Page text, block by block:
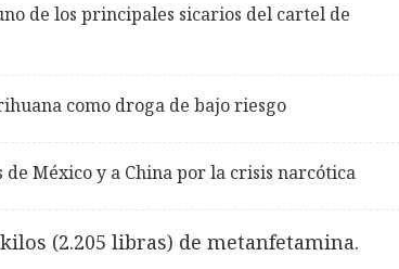
de los principales sicarios del cartel de
como droga de bajo riesgo
de México y a China por la crisis narcótica
(2.205 libras) de metanfetamina.